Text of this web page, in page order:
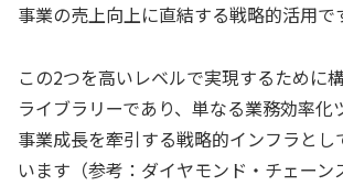
事業の売上向上に直結する戦略的活用で
この2つを高いレベルで実現するために
ライブラリーであり、単なる業務効率化
事業成長を牽引する戦略的インフラとし
います（参考：ダイヤモンド・チェーン